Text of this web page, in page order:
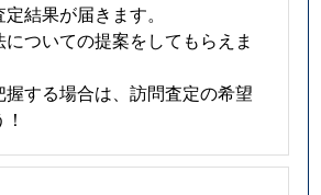
結果が届きます。
ついての提案をしてもらえま
握する場合は、訪問査定の希望